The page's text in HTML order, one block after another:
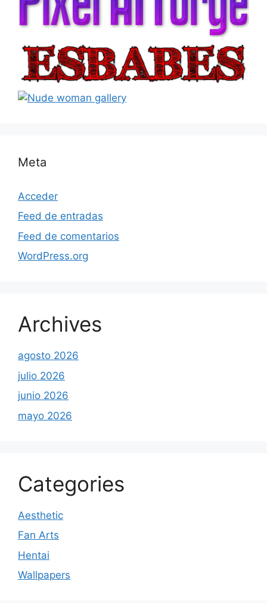
Meta
Acceder
Feed de entradas
Feed de comentarios
WordPress.org
Archives
agosto 2026
julio 2026
junio 2026
mayo 2026
Categories
Aesthetic
Fan Arts
Hentai
Wallpapers